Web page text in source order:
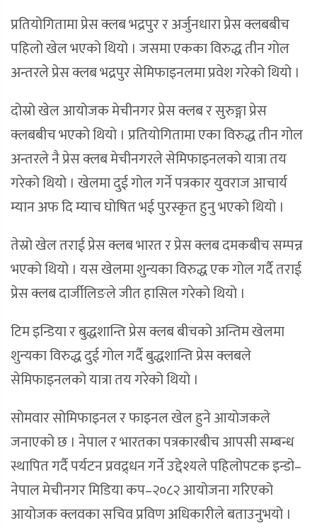
प्रतियोगितामा प्रेस क्लब भद्रपुर र अर्जुनधारा प्रेस क्लबबीच
पहिलो खेल भएको थियो । जसमा एकका विरुद्ध तीन गोल
अन्तरले प्रेस क्लब भद्रपुर सेमिफाइनलमा प्रवेश गरेको थियो ।
दोस्रो खेल आयोजक मेचीनगर प्रेस क्लब र सुरुङ्गा प्रेस
क्लबबीच भएको थियो । प्रतियोगितामा एका विरुद्ध तीन गोल
अन्तरले नै प्रेस क्लब मेचीनगरले सेमिफाइनलको यात्रा तय
गरेको थियो । खेलमा दुई गोल गर्ने पत्रकार युवराज आचार्य
म्यान अफ दि म्याच घोषित भई पुरस्कृत हुनु भएको थियो ।
तेस्रो खेल तराई प्रेस क्लब भारत र प्रेस क्लब दमकबीच सम्पन्न
भएको थियो । यस खेलमा शुन्यका विरुद्ध एक गोल गर्दै तराई
प्रेस क्लब दार्जीलिङले जीत हासिल गरेको थियो ।
टिम इन्डिया र बुद्धशान्ति प्रेस क्लब बीचको अन्तिम खेलमा
शुन्यका विरुद्ध दुई गोल गर्दै बुद्धशान्ति प्रेस क्लबले
सेमिफाइनलको यात्रा तय गरेको थियो ।
सोमवार सोमिफाइनल र फाइनल खेल हुने आयोजकले
जनाएको छ । नेपाल र भारतका पत्रकारबीच आपसी सम्बन्ध
स्थापित गर्दै पर्यटन प्रवद्र्धन गर्ने उद्देश्यले पहिलोपटक इन्डो–
नेपाल मेचीनगर मिडिया कप–२०८२ आयोजना गरिएको
आयोजक क्लवका सचिव प्रविण अधिकारीले बताउनुभयो ।